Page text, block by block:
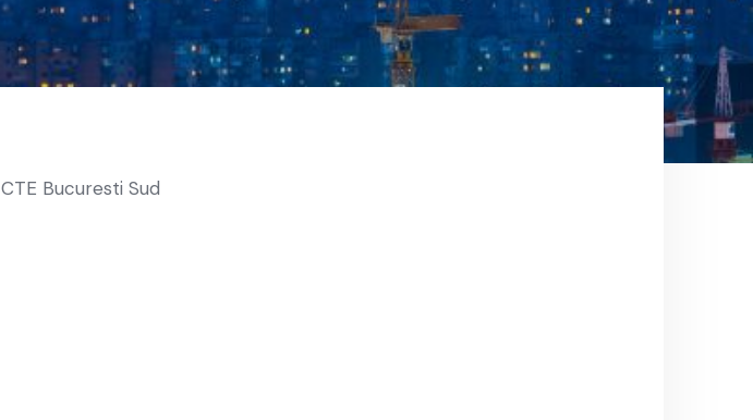
Bucuresti Sud